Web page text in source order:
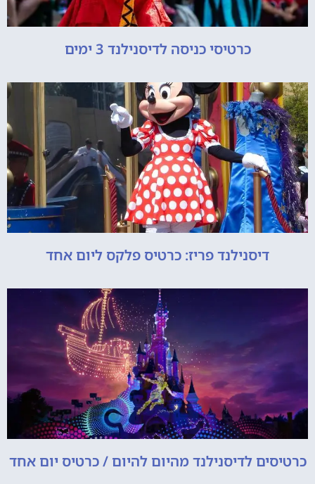
כרטיסי כניסה לדיסנילנד 3 ימים
דיסנילנד פריז: כרטיס פלקס ליום אחד
כרטיסים לדיסנילנד מהיום להיום / כרטיס יום אחד